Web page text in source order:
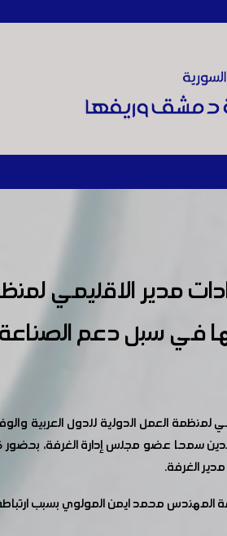
مدير الاقليمي
سبل دعم الصناعة
لمنظمة العمل الدولية للدول
سمحا عضو مجلس إدارة الغرفة،
الغرفة.
المهندس محمد ايمن المولوي بسبب